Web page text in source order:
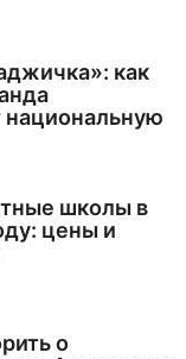
как
школы в
цены и
о